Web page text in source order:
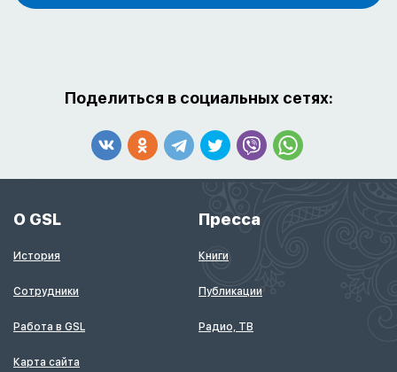
Поделиться в социальных сетях:
О GSL
История
Сотрудники
Работа в GSL
Карта сайта
Пресса
Книги
Публикации
Радио, ТВ